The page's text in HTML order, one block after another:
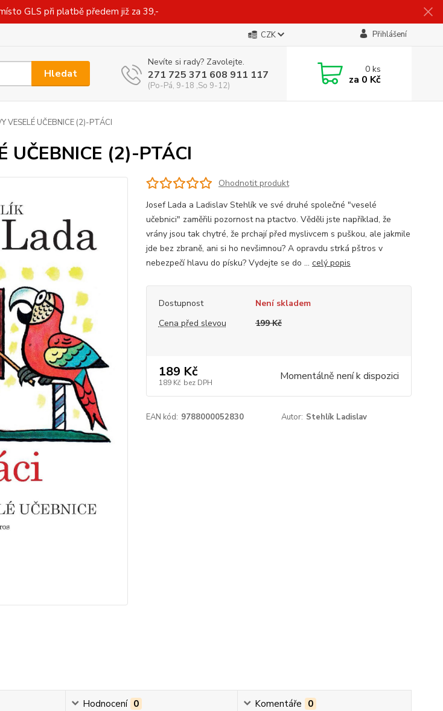
GLS při platbě předem již za 39,-
CZK Přihlášení
Hledat
Nevíte si rady? Zavolejte.
271 725 371 608 911 117
(Po-Pá, 9-18 ,So 9-12)
0ks
za 0 Kč
VESELÉ UČEBNICE (2)-PTÁCI
UČEBNICE (2)-PTÁCI
Ohodnotit produkt
Josef Lada a Ladislav Stehlík ve své druhé společné "veselé
učebnici" zaměřili pozornost na ptactvo. Věděli jste například, že
vrány jsou tak chytré, že prchají před myslivcem s puškou, ale jakmile
jde bez zbraně, ani si ho nevšimnou? A opravdu strká pštros v
nebezpečí hlavu do písku? Vydejte se do ... celý popis
Dostupnost
Není skladem
Cena před slevou
199 Kč
189 Kč
189 Kč bez DPH Momentálně není k dispozici
EAN kód: 9788000052830 Autor: Stehlík Ladislav
Hodnocení 0 Komentáře 0